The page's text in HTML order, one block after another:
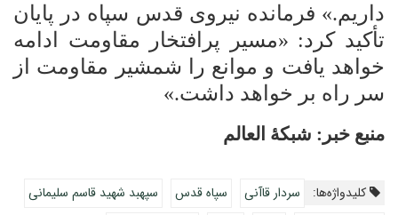
داریم.» فرمانده نیروی قدس سپاه در پایان
تأکید کرد: «مسیر پرافتخار مقاومت ادامه
خواهد یافت و موانع را شمشیر مقاومت از
سر راه بر خواهد داشت.»
منبع خبر: شبکۀ العالم
کلیدواژه‌ها: سردار قاآنی سپاه قدس
سپهبد شهید قاسم سلیمانی